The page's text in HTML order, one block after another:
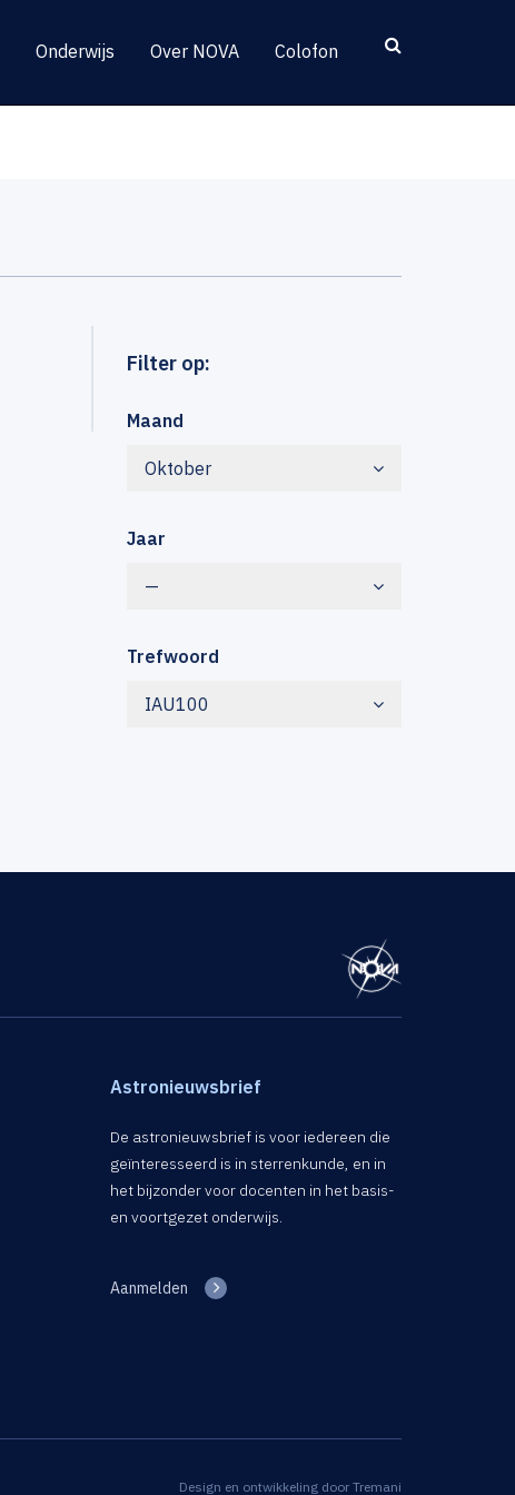
Onderwijs Over NOVA Colofon
Filter op:
Maand
Oktober
Jaar
—
Trefwoord
IAU100
Astronieuwsbrief
De astronieuwsbrief is voor iedereen die
geïnteresseerd is in sterrenkunde, en in
het bijzonder voor docenten in het basis-
en voortgezet onderwijs.
Aanmelden
Design en ontwikkeling door Tremani